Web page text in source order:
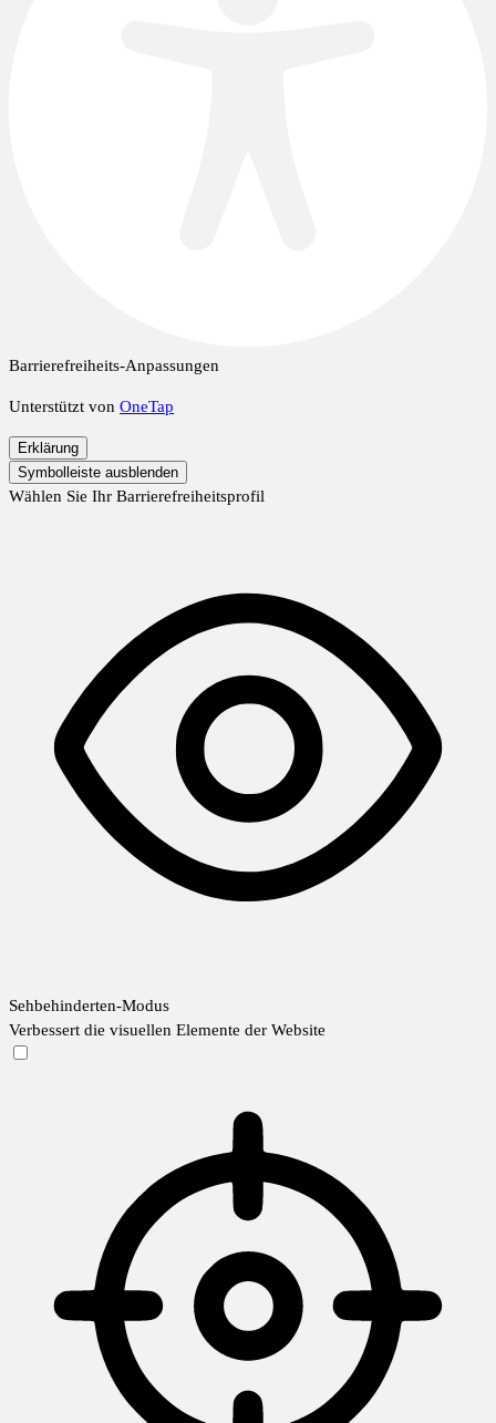
Barrierefreiheits-Anpassungen
Unterstützt von OneTap
Erklärung
Symbolleiste ausblenden
Wählen Sie Ihr Barrierefreiheitsprofil
Sehbehinderten-Modus
Verbessert die visuellen Elemente der Website